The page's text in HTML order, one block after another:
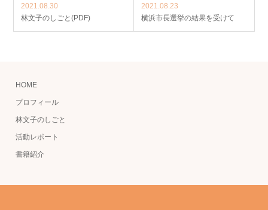
2021.08.30
林文子のしごと(PDF)
2021.08.23
横浜市長選挙の結果を受けて
HOME
プロフィール
林文子のしごと
活動レポート
書籍紹介